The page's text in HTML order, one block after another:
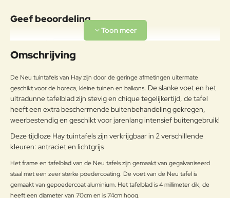
KOOLSTOFPERCENTAGE
KLEINER DAN 2%,
OM HET PRODUCT LANG IN
GOEDE STAAT TE BEHOUDEN,
ADVISEREN WIJ HET TIJDENS DE
WINTER OP EEN AFGESLOTEN
DROGE PLAATS TE BEWAREN
ZODAT CONDENSVORMING
WORDT VERMEDEN. INDIEN DE
WORDEN OPGESLAGEN, IS HET
RAADZAAM VOOR HET
WINTERSEIZOEN EN OP
Geef beoordeling
Uw naam:
g:
Note: HTML-code wordt niet vertaald!
Waarderin
Slecht
Verder
Omschrijving
De Neu tuintafels van Hay zijn door de geringe afmetingen uitermate
geschikt voor de horeca, kleine tuinen en balkons. De slanke voet en het
ultradunne tafelblad zijn stevig en chique tegelijkertijd, de tafel
heeft een extra beschermende buitenbehandeling gekregen,
weerbestendig en geschikt voor jarenlang intensief buitengebruik!
Deze tijdloze Hay tuintafels zijn verkrijgbaar in 2 verschillende
kleuren: antraciet en lichtgrijs
Het frame en tafelblad van de Neu tafels zijn gemaakt van gegalvaniseerd
staal met een zeer sterke poedercoating. De voet van de Neu tafel is
gemaakt van gepoedercoat aluminium. Het tafelblad is 4 millimeter dik, de
heeft een diameter van 70cm en is 74cm hoog.